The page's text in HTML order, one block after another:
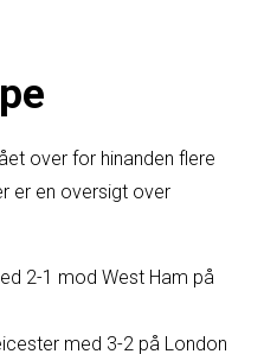
over for hinanden flere
er en oversigt over
2-1 mod West Ham på
med 3-2 på London